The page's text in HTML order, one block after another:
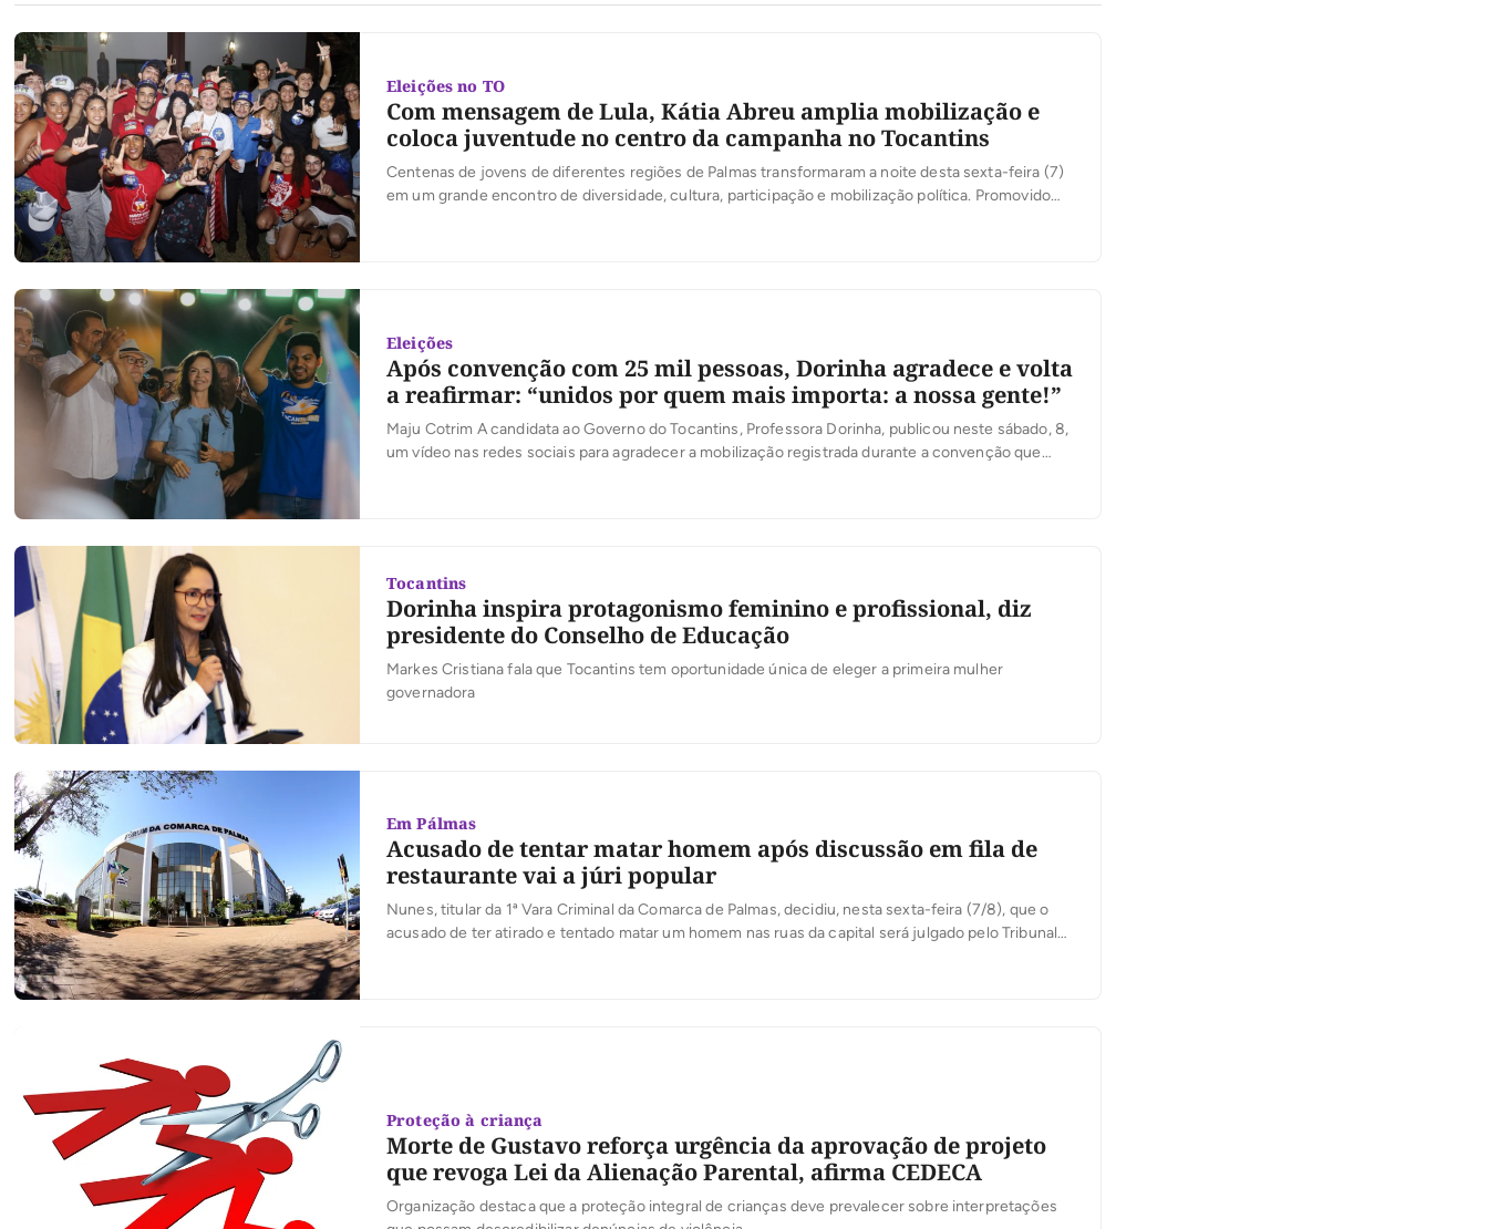
Eleições no TO
Com mensagem de Lula, Kátia Abreu amplia mobilização e
coloca juventude no centro da campanha no Tocantins
Centenas de jovens de diferentes regiões de Palmas transformaram a noite desta sexta-feira (7)
em um grande encontro de diversidade, cultura, participação e mobilização política. Promovido
Eleições
Após convenção com 25 mil pessoas, Dorinha agradece e volta
a reafirmar: “unidos por quem mais importa: a nossa gente!”
Maju Cotrim A candidata ao Governo do Tocantins, Professora Dorinha, publicou neste sábado, 8,
um vídeo nas redes sociais para agradecer a mobilização registrada durante a convenção que
Tocantins
Dorinha inspira protagonismo feminino e profissional, diz
presidente do Conselho de Educação
Markes Cristiana fala que Tocantins tem oportunidade única de eleger a primeira mulher
governadora
Em Pálmas
Acusado de tentar matar homem após discussão em fila de
restaurante vai a júri popular
Nunes, titular da 1ª Vara Criminal da Comarca de Palmas, decidiu, nesta sexta-feira (7/8), que o
acusado de ter atirado e tentado matar um homem nas ruas da capital será julgado pelo Tribunal
Proteção à criança
Morte de Gustavo reforça urgência da aprovação de projeto
que revoga Lei da Alienação Parental, afirma CEDECA
Organização destaca que a proteção integral de crianças deve prevalecer sobre interpretações